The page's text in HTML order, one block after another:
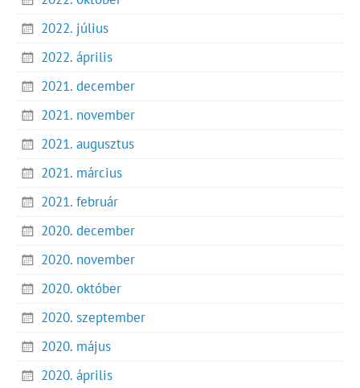
2022. július
2022. április
2021. december
2021. november
2021. augusztus
2021. március
2021. február
2020. december
2020. november
2020. október
2020. szeptember
2020. május
2020. április